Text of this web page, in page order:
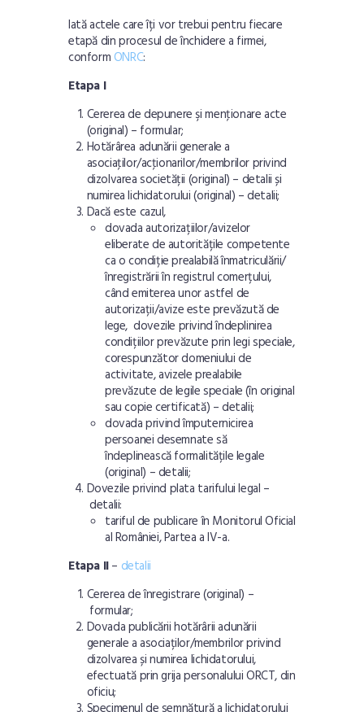
Iată actele care îți vor trebui pentru fiecare
etapă din procesul de închidere a firmei,
conformONRC:
Etapa I
Cererea de depunere şi menţionare acte
(original) – formular;
Hotărârea adunării generale a
asociaţilor/acţionarilor/membrilor privind
dizolvarea societății (original) – detalii și
numirea lichidatorului (original) –detalii;
Dacă este cazul,
dovada autorizațiilor/avizelor
eliberate de autoritățile competente
ca o condiție prealabilă înmatriculării/
înregistrării în registrul comerțului,
când emiterea unor astfel de
autorizații/avize este prevăzută de
lege, dovezile privind îndeplinirea
condițiilor prevăzute prin legi speciale,
corespunzător domeniului de
activitate, avizele prealabile
prevăzute de legile speciale (în original
sau copie certificată) –detalii;
dovada privind împuternicirea
persoanei desemnate să
îndeplinească formalitățile legale
(original) –detalii;
Dovezile privind plata tarifului legal –
detalii:
tariful de publicare în Monitorul Oficial
al României, Partea a IV-a.
Etapa II– detalii
Cererea de înregistrare (original) –
formular;
Dovada publicării hotărârii adunării
generale a asociaților/membrilor privind
dizolvarea și numirea lichidatorului,
efectuată prin grija personalului ORCT, din
oficiu;